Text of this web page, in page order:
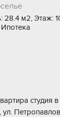
м2, Этаж:
студия